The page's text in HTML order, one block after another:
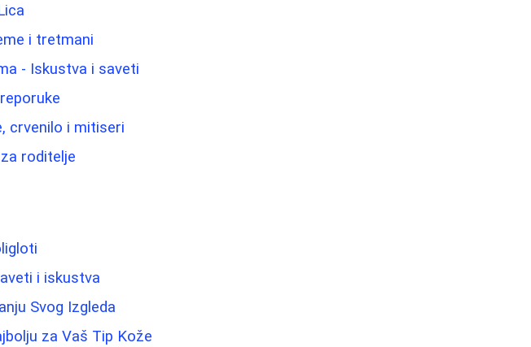
i tretmani
- Iskustva i saveti
crvenilo i mitiseri
roditelje
i iskustva
Svog Izgleda
za Vaš Tip Kože